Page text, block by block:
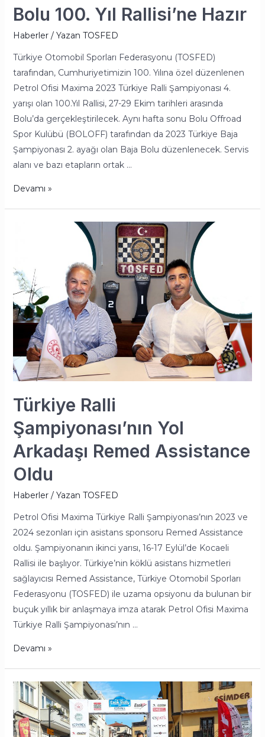
Bolu 100. Yıl Rallisi’ne Hazır
Haberler/ Yazan TOSFED
Türkiye Otomobil Sporları Federasyonu (TOSFED)
tarafından, Cumhuriyetimizin 100. Yılına özel düzenlenen
Petrol Ofisi Maxima 2023 Türkiye Ralli Şampiyonası 4.
yarışı olan 100.Yıl Rallisi, 27-29 Ekim tarihleri arasında
Bolu’da gerçekleştirilecek. Aynı hafta sonu Bolu Offroad
Spor Kulübü (BOLOFF) tarafından da 2023 Türkiye Baja
Şampiyonası 2. ayağı olan Baja Bolu düzenlenecek. Servis
alanı ve bazı etapların ortak …
Devamı »
Türkiye Ralli
Şampiyonası’nın Yol
Arkadaşı Remed Assistance
Oldu
Haberler/ Yazan TOSFED
Petrol Ofisi Maxima Türkiye Ralli Şampiyonası’nın 2023 ve
2024 sezonları için asistans sponsoru Remed Assistance
oldu. Şampiyonanın ikinci yarısı, 16-17 Eylül’de Kocaeli
Rallisi ile başlıyor. Türkiye’nin köklü asistans hizmetleri
sağlayıcısı Remed Assistance, Türkiye Otomobil Sporları
Federasyonu (TOSFED) ile uzama opsiyonu da bulunan bir
buçuk yıllık bir anlaşmaya imza atarak Petrol Ofisi Maxima
Türkiye Ralli Şampiyonası’nın …
Şampiyonası’nın
Yol
Arkadaşı
Remed
Assistance
Oldu
Devamı »
Özdemir-
Memişyazıcı
Liderliğe
Yükseldi